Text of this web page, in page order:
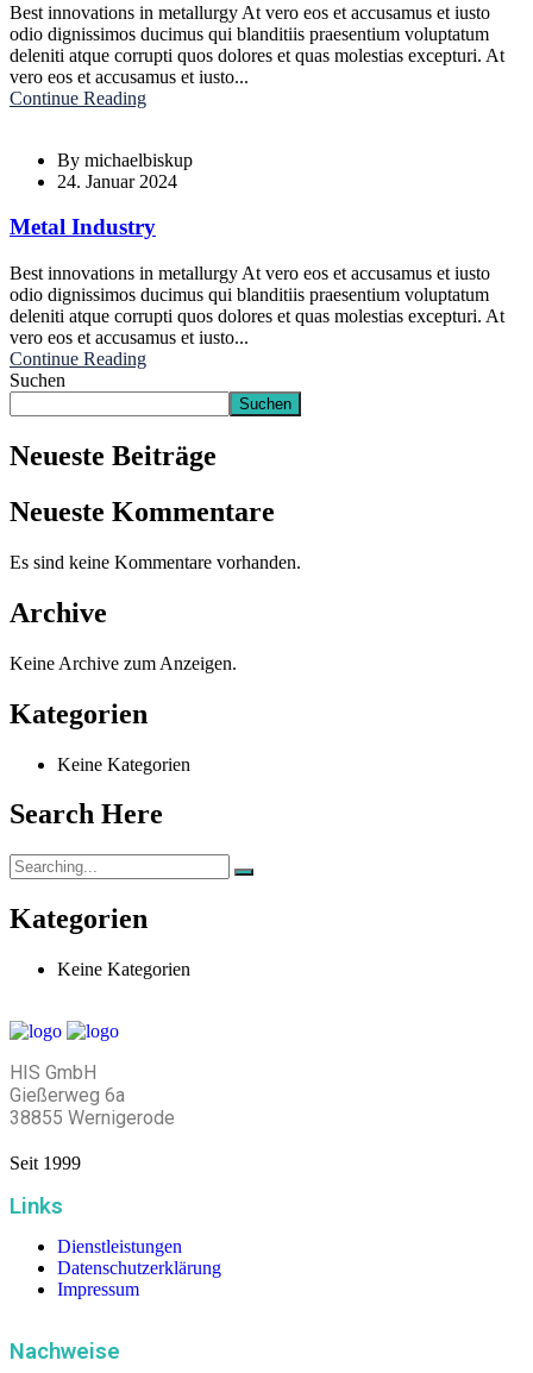
Best innovations in metallurgy At vero eos et accusamus et iusto
odio dignissimos ducimus qui blanditiis praesentium voluptatum
deleniti atque corrupti quos dolores et quas molestias excepturi. At
vero eos et accusamus et iusto...
Continue Reading
By michaelbiskup
24. Januar 2024
Metal Industry
Best innovations in metallurgy At vero eos et accusamus et iusto
odio dignissimos ducimus qui blanditiis praesentium voluptatum
deleniti atque corrupti quos dolores et quas molestias excepturi. At
vero eos et accusamus et iusto...
Continue Reading
Suchen
Suchen
Neueste Beiträge
Neueste Kommentare
Es sind keine Kommentare vorhanden.
Archive
Keine Archive zum Anzeigen.
Kategorien
Keine Kategorien
Search Here
Kategorien
Keine Kategorien
HIS GmbH
Gießerweg 6a
38855 Wernigerode
Seit 1999
Links
Dienstleistungen
Datenschutzerklärung
Impressum
Nachweise